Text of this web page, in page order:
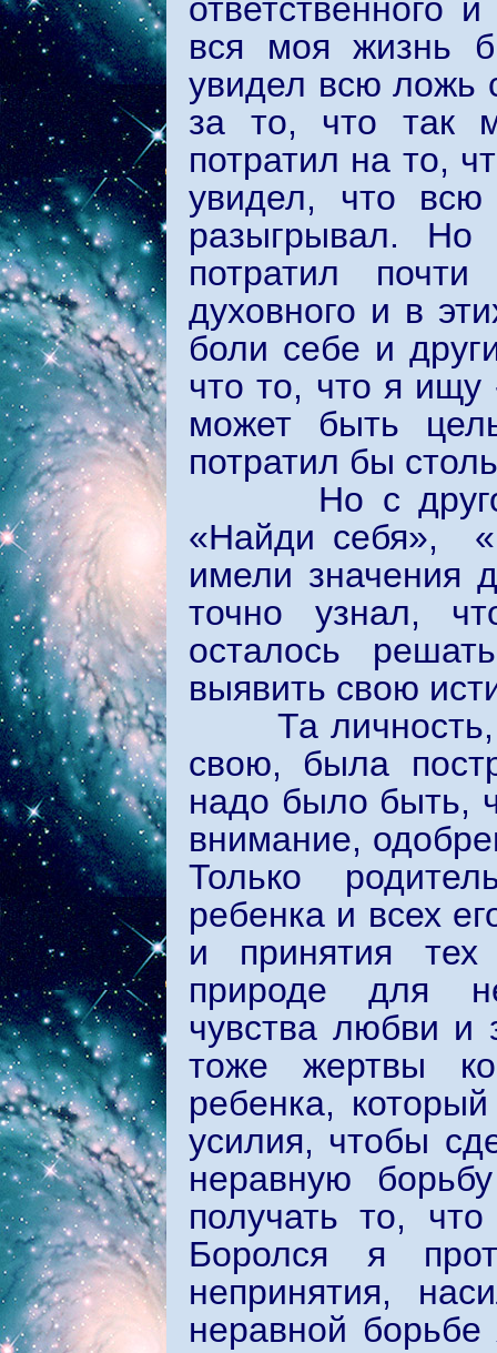
ответственного
вся моя жизнь
увидел всю ложь
за то, что так
потратил на то,
увидел, что всю
разыгрывал.
потратил
духовного и в
боли себе и
что то, что я ищу
может быть
потратил бы
Но с другой
«Найди себя»,
имели значения
точно узнал,
осталось
выявить свою
Та личность,
свою, была
надо было быть,
внимание,
Только
ребенка и всех
и принятия тех
природе для
чувства любви и
тоже жертвы
ребенка,
усилия, чтобы
неравную
получать то,
Боролся я
непринятия,
неравной